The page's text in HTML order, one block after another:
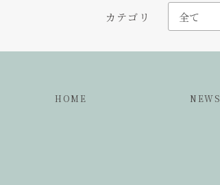
カテゴリ
HOME NEWS